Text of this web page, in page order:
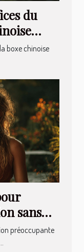
du
boxe chinoise
sans
préoccupante